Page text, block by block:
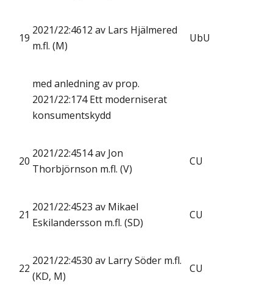
19
2021/22:4612 av Lars Hjälmered
m.fl. (M)
UbU
med anledning av prop.
2021/22:174 Ett moderniserat
konsumentskydd
20
2021/22:4514 av Jon
Thorbjörnson m.fl. (V)
CU
21
2021/22:4523 av Mikael
Eskilandersson m.fl. (SD)
CU
22
2021/22:4530 av Larry Söder m.fl.
(KD, M)
CU